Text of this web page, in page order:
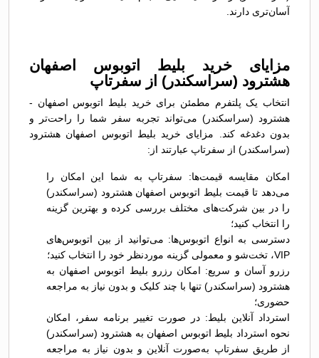
آسان‌تری دارند.
مزایای خرید بلیط اتوبوس اصفهان
هشترود (سراسکندر) از سفرتاپ
انتخاب یک پلتفرم مطمئن برای خرید بلیط اتوبوس اصفهان -
هشترود (سراسکندر) می‌تواند تجربه سفر شما را راحت‌تر و
بدون دغدغه کند. مزایای خرید بلیط اتوبوس اصفهان هشترود
(سراسکندر) از سفرتاپ عبارتند از:
امکان مقایسه قیمت‌ها: سفرتاپ به شما این امکان را
می‌دهد تا قیمت بلیط اتوبوس اصفهان هشترود (سراسکندر)
را در بین شرکت‌های مختلف بررسی کرده و بهترین گزینه
را انتخاب کنید؛
دسترسی به انواع اتوبوس‌ها: می‌توانید از بین اتوبوس‌های
VIP، تخت‌شو و معمولی گزینه موردنظر خود را انتخاب کنید؛
رزرو آسان و سریع: امکان رزرو بلیط اتوبوس اصفهان به
هشترود (سراسکندر) تنها با چند کلیک و بدون نیاز به مراجعه
حضوری؛
استرداد آنلاین بلیط: در صورت تغییر برنامه سفر، امکان
نحوه استرداد بلیط اتوبوس اصفهان به هشترود (سراسکندر)
از طریق سفرتاپ به‌صورت آنلاین و بدون نیاز به مراجعه